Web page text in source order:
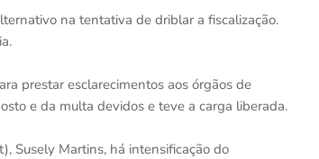
na tentativa de driblar a fiscalização.
prestar esclarecimentos aos órgãos de
e da multa devidos e teve a carga liberada.
Susely Martins, há intensificação do